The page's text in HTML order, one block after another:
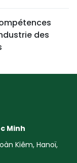
des
Minh
Kiêm, Hanoï,